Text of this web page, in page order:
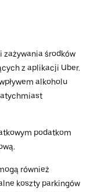
zażywania środków
z aplikacji Uber.
alkoholu
podatkom
również
koszty parkingów